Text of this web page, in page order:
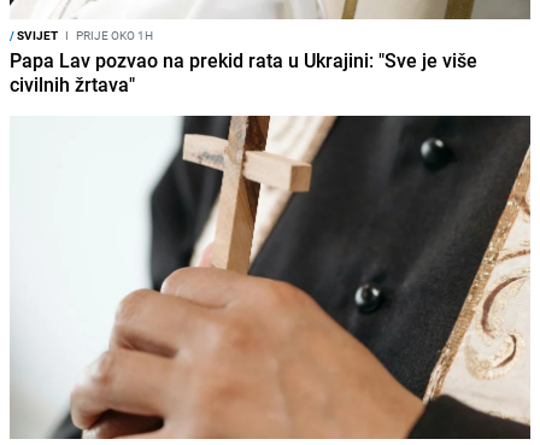
/SVIJET I PRIJE OKO 1H
Papa Lav pozvao na prekid rata u Ukrajini: "Sve je više
civilnih žrtava"